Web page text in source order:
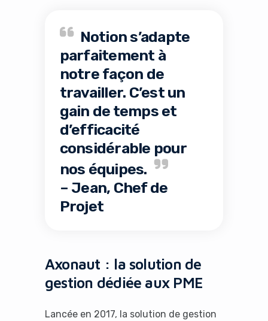
Notion s’adapte
parfaitement à
notre façon de
travailler. C’est un
gain de temps et
d’efficacité
considérable pour
nos équipes.
– Jean, Chef de
Projet
Axonaut : la solution de
gestion dédiée aux PME
Lancée en 2017, la solution de gestion